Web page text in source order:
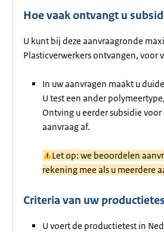
Hoe vaak ontvangt u
U kunt bij deze aanvraagronde
Plasticverwerkers ontvangen, voor
In uw aanvragen maakt u
U test een ander
Ontving u eerder subsidie
aanvraag af.
Let op: we beoordelen
rekening mee als u meerdere
Criteria van uw
U voert de productietest in